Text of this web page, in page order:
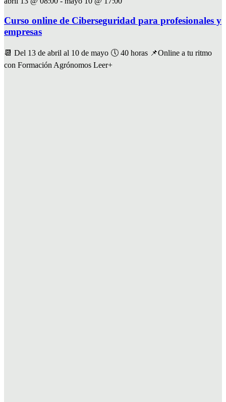
Curso online de Ciberseguridad para profesionales y
empresas
📆 Del 13 de abril al 10 de mayo 🕔 40 horas 📌Online a tu ritmo
con Formación Agrónomos Leer+